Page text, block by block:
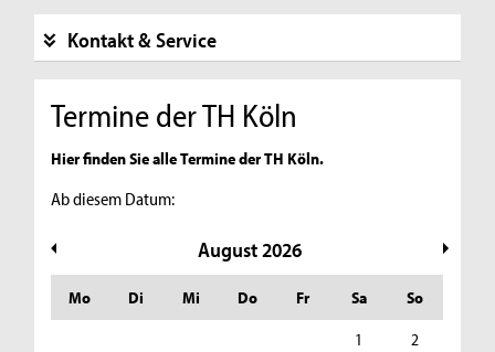
Kontakt & Service
Termine der TH Köln
Hier finden Sie alle Termine der TH Köln.
Ab diesem Datum:
August2026
Mo Di Mi Do Fr Sa
So
1
2